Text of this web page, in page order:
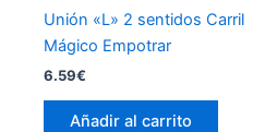
Unión «L» 2 sentidos Carril
Mágico Empotrar
6.59€
Añadir al carrito